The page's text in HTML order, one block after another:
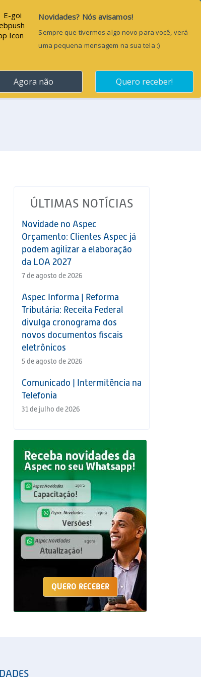
CONTATO Pesquisar...
ÚLTIMAS NOTÍCIAS
Novidade no Aspec
Orçamento: Clientes Aspec já
podem agilizar a elaboração
da LOA 2027
7 de agosto de 2026
Aspec Informa | Reforma
Tributária: Receita Federal
divulga cronograma dos
novos documentos fiscais
eletrônicos
5 de agosto de 2026
Comunicado | Intermitência na
Telefonia
31 de julho de 2026
QUERO RECEBER